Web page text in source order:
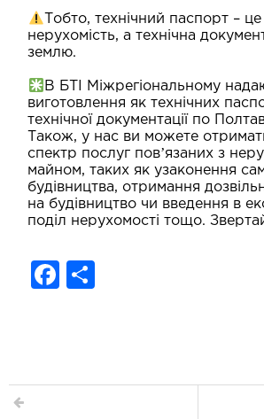
Тобто, технічний паспорт –
нерухомість, а технічна
землю.
В БТІ Міжрегіональному
виготовлення як технічних
технічної документації по
Також, у нас ви можете
спектр послуг повʼязаних з
майном, таких як узаконення
будівництва, отримання
на будівництво чи введення в
поділ нерухомості тощо.
F
b